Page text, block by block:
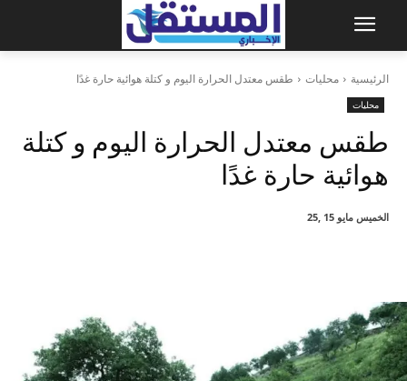
الرئيسية محليات طقس معتدل الحرارة اليوم و كتلة هوائية حارة غدًا
محليات
طقس معتدل الحرارة اليوم و كتلة
هوائية حارة غدًا
الخميس مايو 15 ,25